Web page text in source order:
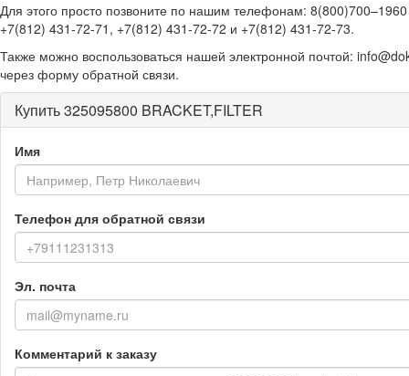
Для этого просто позвоните по нашим телефонам:
+7(812) 431-72-71, +7(812) 431-72-72 и +7(812) 431-72-73.
Также можно воспользоваться нашей электронной почтой:
через форму обратной связи.
Купить 325095800 BRACKET,FILTER
Имя
Телефон для обратной связи
Эл. почта
Комментарий к заказу